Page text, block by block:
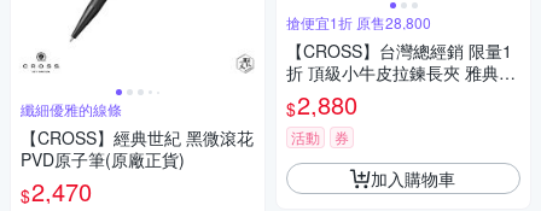
纖細優雅的線條
【CROSS】經典世紀 黑微滾花
PVD原子筆(原廠正貨)
$2,470
搶便宜1折 原售28,800
【CROSS】台灣總經銷 限量1
折 頂級小牛皮拉鍊長夾 雅典娜
系列 全新專櫃展示品(大象灰
送禮盒提袋)
$2,880
活動 券
加入購物車